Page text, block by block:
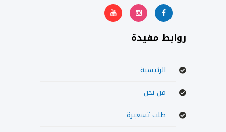
روابط مفيدة
الرئيسية
من نحن
طلب تسعيرة